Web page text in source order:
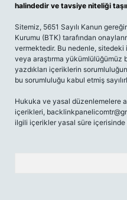
halindedir ve tavsiye niteliği
Sitemiz, 5651 Sayılı Kanun
Kurumu (BTK) tarafından
vermektedir. Bu nedenle,
veya araştırma yükümlülüğümüz
yazdıkları içeriklerin
bu sorumluluğu kabul etmiş
Hukuka ve yasal düzenlemelere
içerikleri,
ilgili içerikler yasal süre içerisinde